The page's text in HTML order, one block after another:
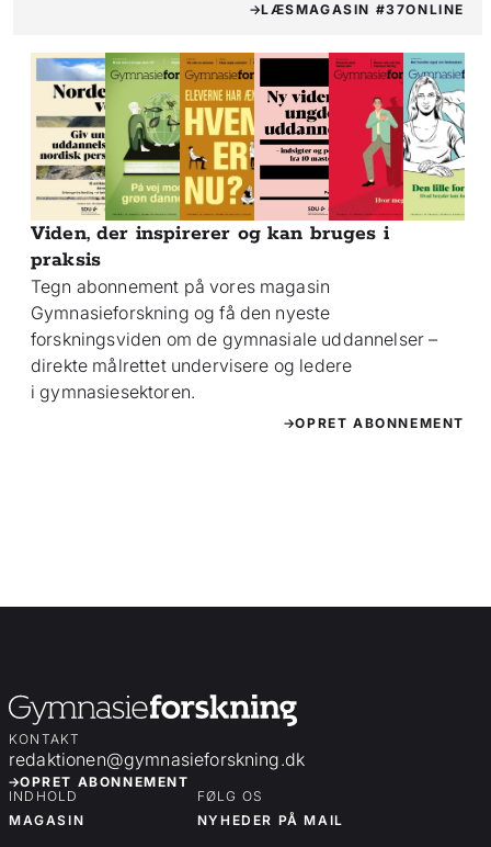
LÆSMAGASIN #37ONLINE
Viden, der inspirerer og kan bruges i
praksis
Tegn abonnement på vores magasin
Gymnasieforskning og få den nyeste
forskningsviden om de gymnasiale uddannelser –
direkte målrettet undervisere og ledere
i gymnasiesektoren.
OPRET ABONNEMENT
KONTAKT
redaktionen@gymnasieforskning.dk
OPRET ABONNEMENT
INDHOLD
MAGASIN
FØLG OS
NYHEDER PÅ MAIL